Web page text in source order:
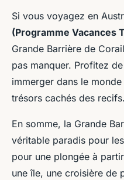
Si vous voyagez en
(Programme Vacances
Grande Barrière de
pas manquer. Profitez
immerger dans le
trésors cachés des recifs.
En somme, la Grande
véritable paradis pour
pour une plongée à
une île, une croisière de